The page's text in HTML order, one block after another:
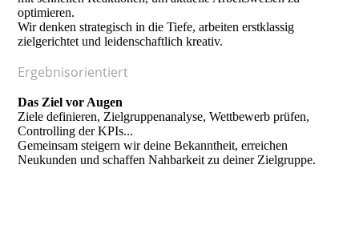
optimieren.
Wir denken strategisch in die Tiefe, arbeiten erstklassig
zielgerichtet und leidenschaftlich kreativ.
Ergebnisorientiert
Das Ziel vor Augen
Ziele definieren, Zielgruppenanalyse, Wettbewerb prüfen,
Controlling der KPIs...
Gemeinsam steigern wir deine Bekanntheit, erreichen
Neukunden und schaffen Nahbarkeit zu deiner Zielgruppe.